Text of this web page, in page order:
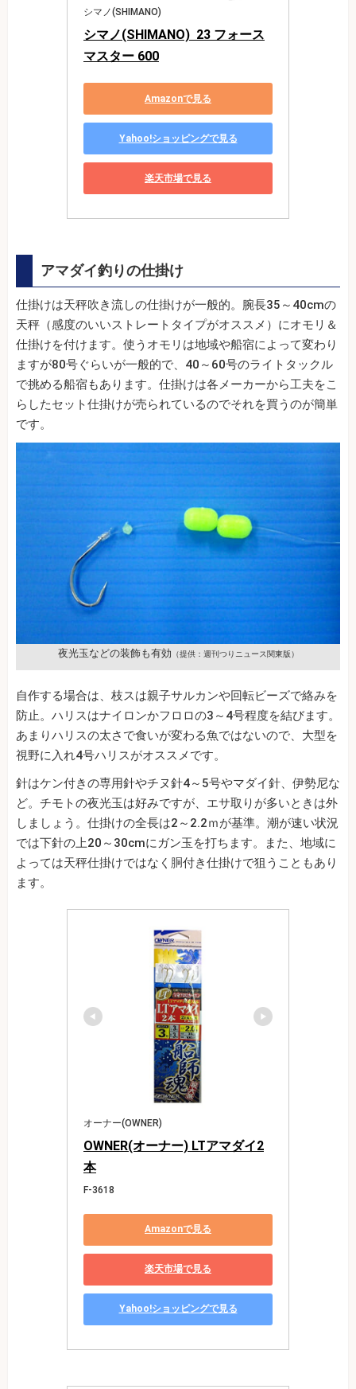
シマノ(SHIMANO)
シマノ(SHIMANO)  23 フォース
マスター 600
Amazonで見る
Yahoo!ショッピングで見る
楽天市場で見る
アマダイ釣りの仕掛け
仕掛けは天秤吹き流しの仕掛けが一般的。腕長35～40cmの
天秤（感度のいいストレートタイプがオススメ）にオモリ＆
仕掛けを付けます。使うオモリは地域や船宿によって変わり
ますが80号ぐらいが一般的で、40～60号のライトタックル
で挑める船宿もあります。仕掛けは各メーカーから工夫をこ
らしたセット仕掛けが売られているのでそれを買うのが簡単
です。
夜光玉などの装飾も有効 （提供：週刊つりニュース関東版）
自作する場合は、枝スは親子サルカンや回転ビーズで絡みを
防止。ハリスはナイロンかフロロの3～4号程度を結びます。
あまりハリスの太さで食いが変わる魚ではないので、大型を
視野に入れ4号ハリスがオススメです。
針はケン付きの専用針やチヌ針4～5号やマダイ針、伊勢尼な
ど。チモトの夜光玉は好みですが、エサ取りが多いときは外
しましょう。仕掛けの全長は2～2.2ｍが基準。潮が速い状況
では下針の上20～30cmにガン玉を打ちます。また、地域に
よっては天秤仕掛けではなく胴付き仕掛けで狙うこともあり
ます。
オーナー(OWNER)
OWNER(オーナー) LTアマダイ2
本
F-3618
Amazonで見る
楽天市場で見る
Yahoo!ショッピングで見る